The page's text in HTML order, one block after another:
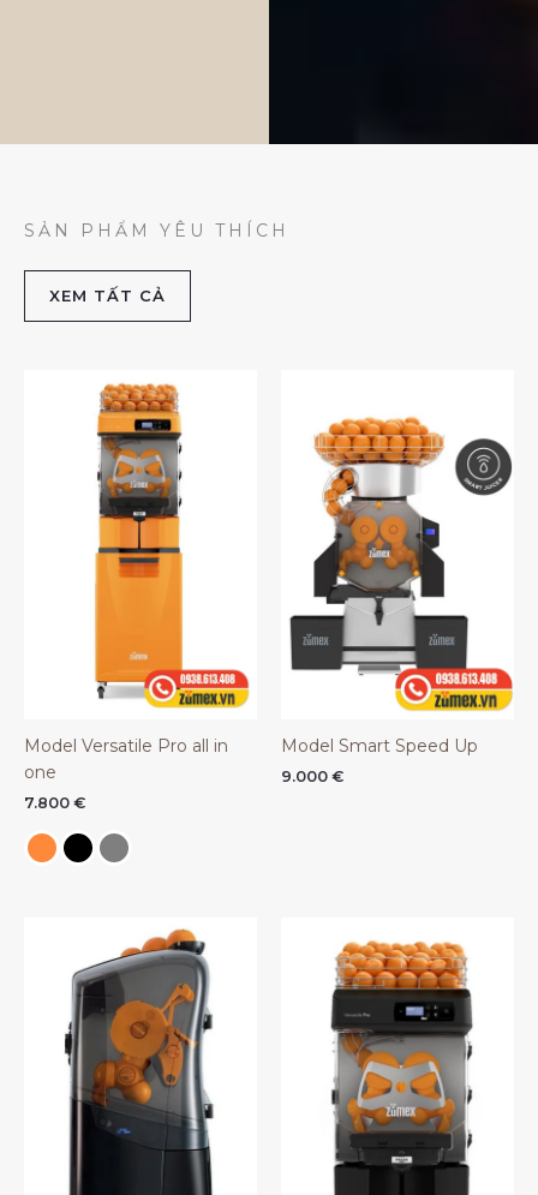
SẢN PHẨM YÊU THÍCH
XEM TẤT CẢ
Model Versatile Pro all in
one
7.800 €
Model Smart Speed Up
9.000 €